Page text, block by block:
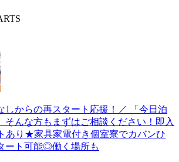
しからの再スタート応援！／ 「今日泊
んな方もまずはご相談ください！即入
あり★家具家電付き個室寮でカバンひ
ート可能◎働く場所も